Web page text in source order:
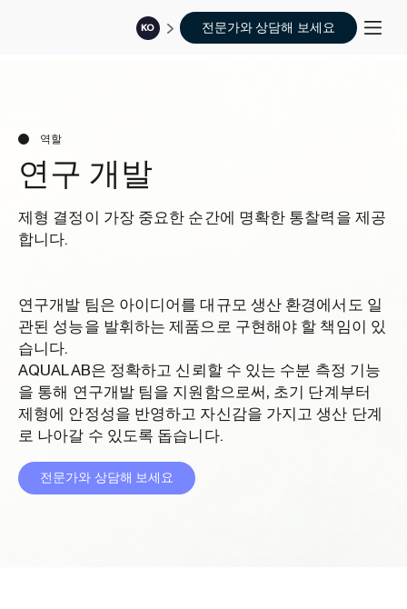
KO 전문가와 상담해 보세요
역할
연구 개발
제형 결정이 가장 중요한 순간에 명확한 통찰력을 제공
합니다.
연구개발 팀은 아이디어를 대규모 생산 환경에서도 일
관된 성능을 발휘하는 제품으로 구현해야 할 책임이 있
습니다.
AQUALAB은 정확하고 신뢰할 수 있는 수분 측정 기능
을 통해 연구개발 팀을 지원함으로써, 초기 단계부터
제형에 안정성을 반영하고 자신감을 가지고 생산 단계
로 나아갈 수 있도록 돕습니다.
전문가와 상담해 보세요